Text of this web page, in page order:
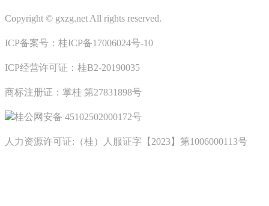
Copyright © gxzg.net All rights reserved.
ICP备案号：桂ICP备17006024号-10
ICP经营许可证：桂B2-20190035
商标注册证：掌桂 第27831898号
桂公网安备 45102502000172号
人力资源许可证:（桂）人服证字【2023】第1006000113号